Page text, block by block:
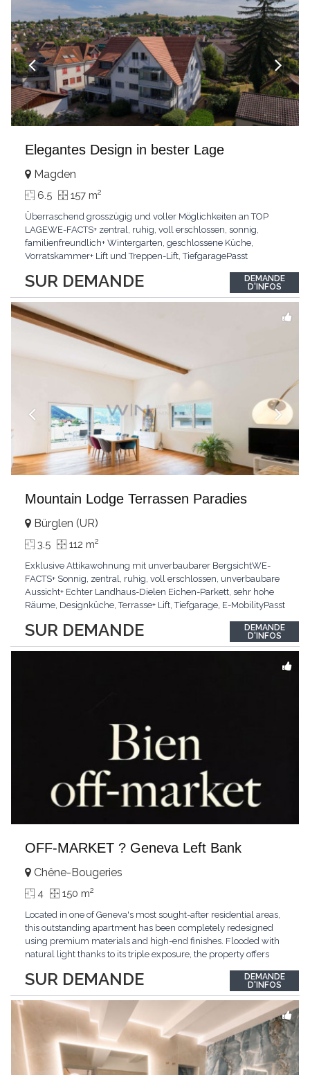
Elegantes Design in bester Lage
SUR DEMANDE
Magden
6.5 157 m2
Überraschend grosszügig und voller Möglichkeiten an TOP
LAGEWE-FACTS+ zentral, ruhig, voll erschlossen, sonnig,
familienfreundlich+ Wintergarten, geschlossene Küche,
Vorratskammer+ Lift und Treppen-Lift, TiefgaragePasst
Wintergarten schaffen ein lichtdurchflutetes
Wunder.Interessiert? JETZT anrufen: +41 76 507 21 32
DEMANDE
D'INFOS
Mountain Lodge Terrassen Paradies
SUR DEMANDE
Bürglen (UR)
3.5 112 m2
Exklusive Attikawohnung mit unverbaubarer BergsichtWE-
FACTS+ Sonnig, zentral, ruhig, voll erschlossen, unverbaubare
Aussicht+ Echter Landhaus-Dielen Eichen-Parkett, sehr hohe
Räume, Designküche, Terrasse+ Lift, Tiefgarage, E-MobilityPasst
ArchitekturKLARTEXT: Grosszügig, sonnig und kompromisslos
hochwertig mit Logenplatz.Interessiert?...
DEMANDE
D'INFOS
OFF-MARKET ? Geneva Left Bank
SUR DEMANDE
Chêne-Bougeries
4 150 m2
Located in one of Geneva's most sought-after residential areas,
this outstanding apartment has been completely redesigned
using premium materials and high-end finishes. Flooded with
natural light thanks to its triple exposure, the property offers
master suite, elegant reception areas, and a spacious terrace
overlooking a peaceful and green...
DEMANDE
D'INFOS